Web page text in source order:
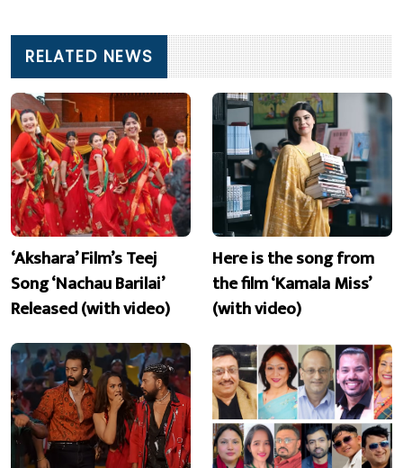
RELATED NEWS
‘Akshara’ Film’s Teej
Song ‘Nachau Barilai’
Released (with video)
Here is the song from
the film ‘Kamala Miss’
(with video)